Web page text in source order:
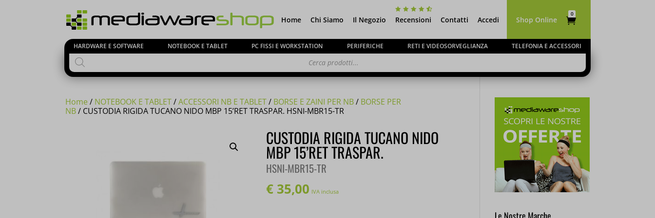
HARDWARE E SOFTWARE NOTEBOOK E TABLET PC FISSI E WORKSTATION PERIFERICHE RETI E VIDEOSORVEGLIANZA TELEFONIA E ACCESSORI
0
Elementi
Products
search
Home Chi Siamo Il Negozio Recensioni Contatti Accedi Shop Online 
Home/ NOTEBOOK E TABLET/ACCESSORI NB E TABLET/ BORSE E ZAINI PER NB/ BORSE PER
NB/ CUSTODIA RIGIDA TUCANO NIDO MBP 15’RET TRASPAR. HSNI-MBR15-TR
CUSTODIA RIGIDA TUCANO NIDO
MBP 15’RET TRASPAR.
HSNI-MBR15-TR
€35,00 IVA inclusa
Le Nostre Marche
23 Agosto e tutti gli ordini pervenuti in questi giorni verranno
partire dal 24 Agosto.